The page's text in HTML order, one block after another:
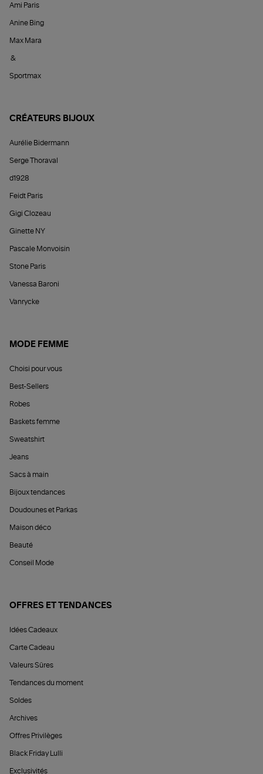
Ami Paris
Anine Bing
Max Mara
&
Sportmax
CRÉATEURS BIJOUX
Aurélie Bidermann
Serge Thoraval
d1928
Feidt Paris
Gigi Clozeau
Ginette NY
Pascale Monvoisin
Stone Paris
Vanessa Baroni
Vanrycke
MODE FEMME
Choisi pour vous
Best-Sellers
Robes
Baskets femme
Sweatshirt
Jeans
Sacs à main
Bijoux tendances
Doudounes et Parkas
Maison déco
Beauté
Conseil Mode
OFFRES ET TENDANCES
Idées Cadeaux
Carte Cadeau
Valeurs Sûres
Tendances du moment
Soldes
Archives
Offres Privilèges
Black Friday Lulli
Exclusivités